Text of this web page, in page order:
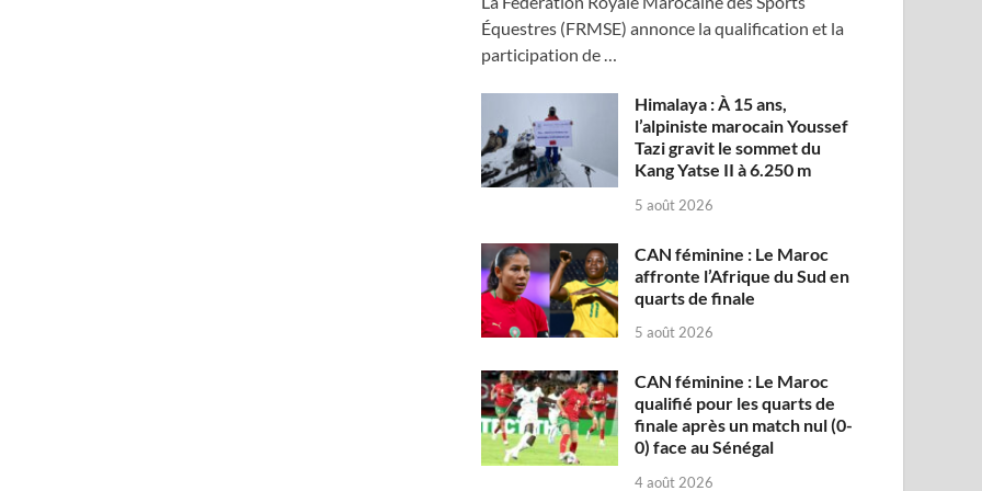
Équestres (FRMSE) annonce la qualification et la
participation de …
Himalaya : À 15 ans,
l’alpiniste marocain Youssef
Tazi gravit le sommet du
Kang Yatse II à 6.250 m
5 août 2026
CAN féminine : Le Maroc
affronte l’Afrique du Sud en
quarts de finale
5 août 2026
CAN féminine : Le Maroc
qualifié pour les quarts de
finale après un match nul (0-
0) face au Sénégal
4 août 2026